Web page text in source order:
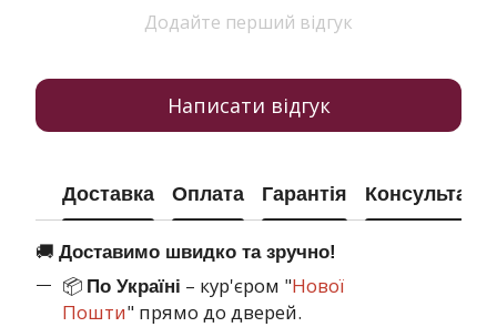
Додайте перший відгук
Написати відгук
Доставка Оплата Гарантія Консультація
🚚 Доставимо швидко та зручно!
📦 По Україні – кур'єром "Нової
Пошти" прямо до дверей.